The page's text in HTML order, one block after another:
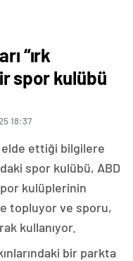
“ırk
spor kulübü
18:37
ettiği bilgilere
spor kulübü, ABD
kulüplerinin
topluyor ve sporu,
kullanıyor.
bir parkta